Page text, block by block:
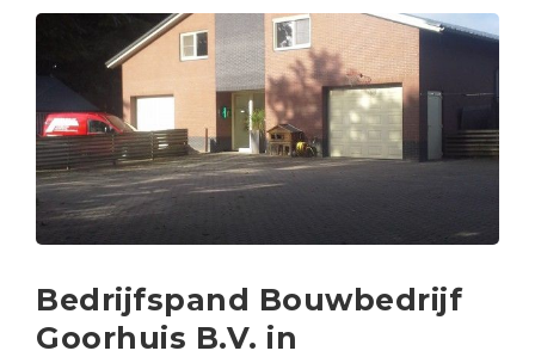
Bedrijfspand Bouwbedrijf
Goorhuis B.V. in